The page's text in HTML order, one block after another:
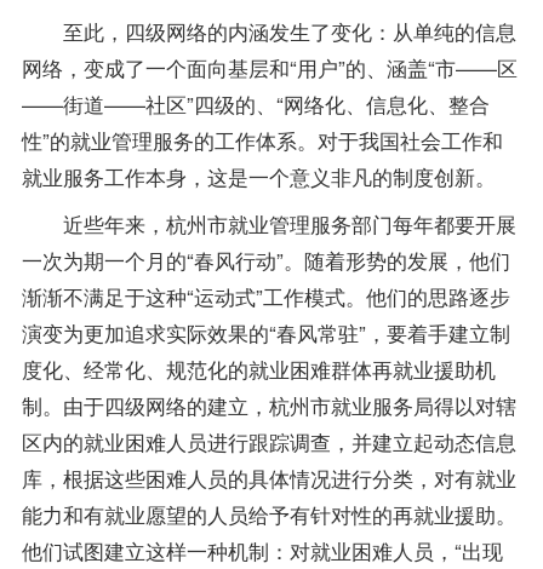
至此，四级网络的内涵发生了变化：从单纯的信息
网络，变成了一个面向基层和“用户”的、涵盖“市——区
——街道——社区”四级的、“网络化、信息化、整合
性”的就业管理服务的工作体系。对于我国社会工作和
就业服务工作本身，这是一个意义非凡的制度创新。
近些年来，杭州市就业管理服务部门每年都要开展
一次为期一个月的“春风行动”。随着形势的发展，他们
渐渐不满足于这种“运动式”工作模式。他们的思路逐步
演变为更加追求实际效果的“春风常驻”，要着手建立制
度化、经常化、规范化的就业困难群体再就业援助机
制。由于四级网络的建立，杭州市就业服务局得以对辖
区内的就业困难人员进行跟踪调查，并建立起动态信息
库，根据这些困难人员的具体情况进行分类，对有就业
能力和有就业愿望的人员给予有针对性的再就业援助。
他们试图建立这样一种机制：对就业困难人员，“出现